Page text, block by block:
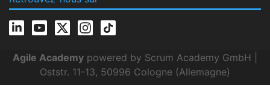
Agile Academy powered by Scrum Academy GmbH |
Oststr. 11-13, 50996 Cologne (Allemagne)